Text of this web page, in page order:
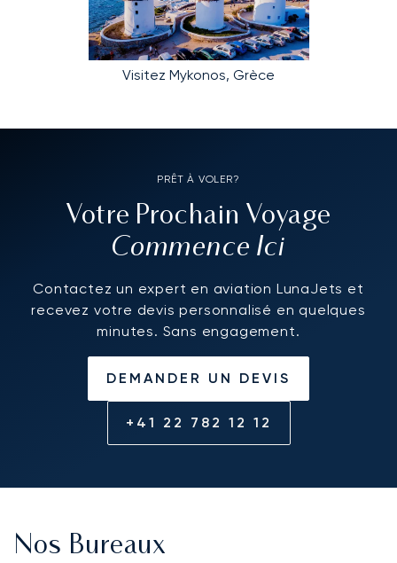
Visitez Mykonos, Grèce
PRÊT À VOLER?
Votre Prochain Voyage
Commence Ici
Contactez un expert en aviation LunaJets et
recevez votre devis personnalisé en quelques
minutes. Sans engagement.
DEMANDER UN DEVIS
+41 22 782 12 12
Nos Bureaux